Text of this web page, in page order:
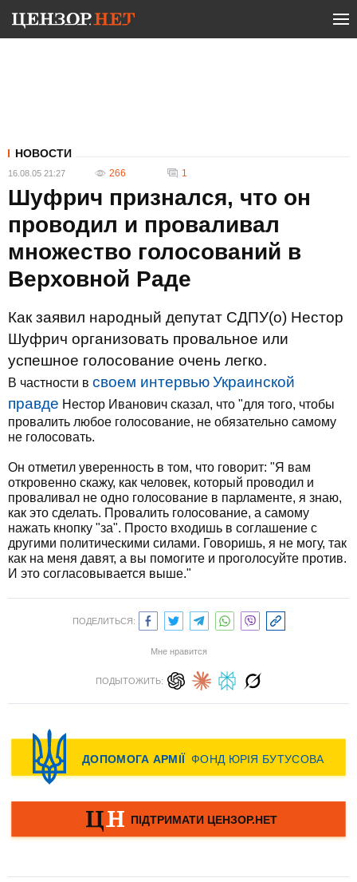
НОВОСТИ
16.08.05 21:27 266 1
Шуфрич признался, что он
проводил и проваливал
множество голосований в
Верховной Раде
Как заявил народный депутат СДПУ(о) Нестор
Шуфрич организовать провальное или
успешное голосование очень легко.
В частности в своем интервьюУкраинской
правде Нестор Иванович сказал, что "для того, чтобы
провалить любое голосование, не обязательно самому
не голосовать.
Он отметил уверенность в том, что говорит: "Я вам
откровенно скажу, как человек, который проводил и
проваливал не одно голосование в парламенте, я знаю,
как это сделать. Провалить голосование, а самому
нажать кнопку "за". Просто входишь в соглашение c
другими политическими силами. Говоришь, я не могу, так
как на меня давят, а вы помогите и проголосуйте против.
И это согласовывается выше."
ПОДЕЛИТЬСЯ:
Мне нравится
ПОДЫТОЖИТЬ: